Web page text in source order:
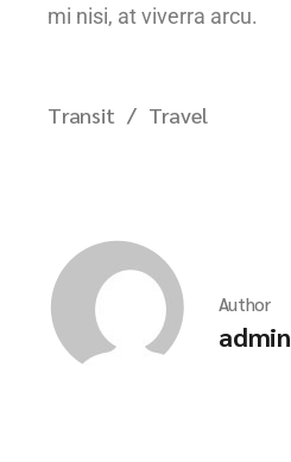
mi nisi, at viverra arcu.
Transit Travel
Author
admin